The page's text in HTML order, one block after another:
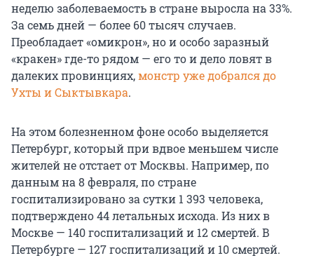
неделю заболеваемость в стране выросла на 33%.
За семь дней — более 60 тысяч случаев.
Преобладает «омикрон», но и особо заразный
«кракен» где-то рядом — его то и дело ловят в
далеких провинциях,монстр уже добрался до
Ухты и Сыктывкара.
На этом болезненном фоне особо выделяется
Петербург, который при вдвое меньшем числе
жителей не отстает от Москвы. Например, по
данным на 8 февраля, по стране
госпитализировано за сутки 1 393 человека,
подтверждено 44 летальных исхода. Из них в
Москве — 140 госпитализаций и 12 смертей. В
Петербурге — 127 госпитализаций и 10 смертей.